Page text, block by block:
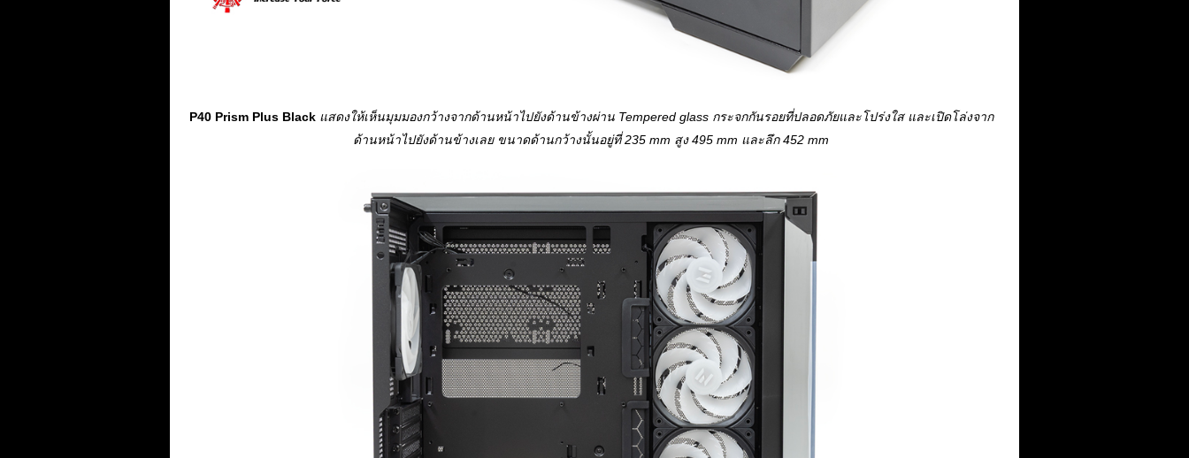
P40 Prism Plus Blackแสดงให้เห็นมุมมองกว้างจากด้านหน้าไปยังด้านข้างผ่าน Tempered glass กระจกกันรอยที่ปลอดภัยและโปร่งใส และเปิดโล่งจาก
ด้านหน้าไปยังด้านข้างเลย ขนาดด้านกว้างนั้นอยู่ที่ 235 mm สูง 495 mm และลึก 452 mm